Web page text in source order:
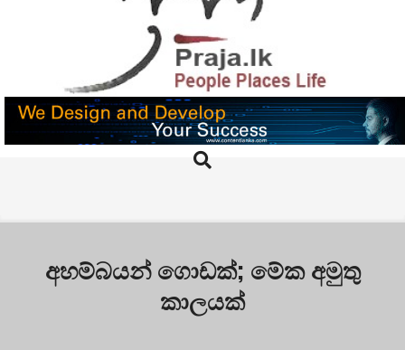
PRAJA.LK
Search
අහම්බයන් ගොඩක්; මේක අමුතු
කාලයක්